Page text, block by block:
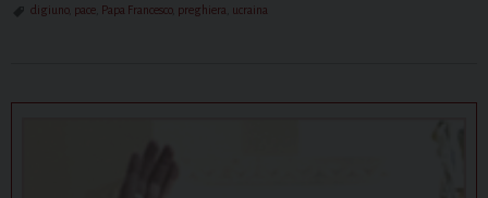
digiuno, pace Papa Francesco, preghiera ucraina